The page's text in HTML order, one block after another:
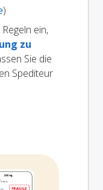
)
ein,
zu
Sie die
Spediteur